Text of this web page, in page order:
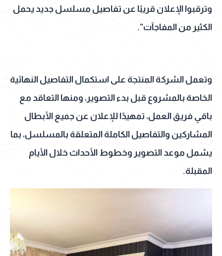
وترقبوا الإعلان قريبًا عن تفاصيل مسلسل جديد يحمل
الكثير من المفاجآت”.
وتعمل الشركة المنتجة على استكمال التفاصيل النهائية
الخاصة بالمشروع قبل بدء التصوير، ومنها التعاقد مع
باقي فريق العمل، تمهيدًا للإعلان عن جميع الأبطال
المشاركين والتفاصيل الكاملة المتعلقة بالمسلسل، بما
يشمل موعد التصوير وخطوط الأحداث خلال الأيام
المقبلة.